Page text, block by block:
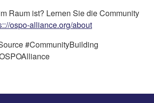
Raum ist? Lernen Sie die Community
ospo-alliance.org/about
#CommunityBuilding